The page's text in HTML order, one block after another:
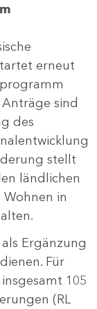
erneut
sind
des
stellt
ländlichen
Wohnen in
Ergänzung
Für
105
(RL